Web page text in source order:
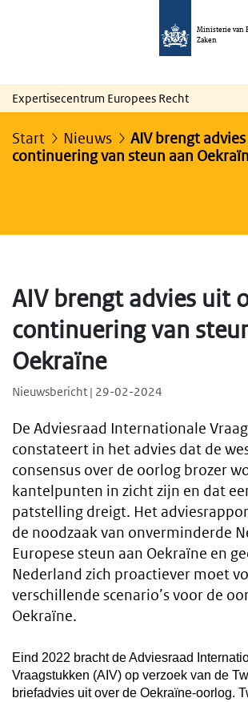
Ministerie van
Zaken
Expertisecentrum Europees Recht
Start Nieuws
AIV brengt
continuering van steun aan
AIV brengt advies uit
continuering van
Oekraïne
Nieuwsbericht | 29-02-2024
De Adviesraad Internationale
constateert in het advies dat de
consensus over de oorlog brozer
kantelpunten in zicht zijn en dat
patstelling dreigt. Het
de noodzaak van onverminderde
Europese steun aan Oekraïne en
Nederland zich proactiever moet
verschillende scenario’s voor de
Oekraïne.
Eind 2022 bracht de Adviesraad
Vraagstukken (AIV) op verzoek van de
briefadvies uit over de Oekraïne-oorlog.